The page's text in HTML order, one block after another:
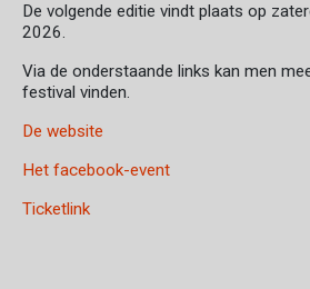
De volgende editie vindt plaats op
2026.
Via de onderstaande links kan men
festival vinden.
De website
Het facebook-event
Ticketlink